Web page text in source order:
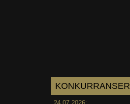
KONKURRANSER